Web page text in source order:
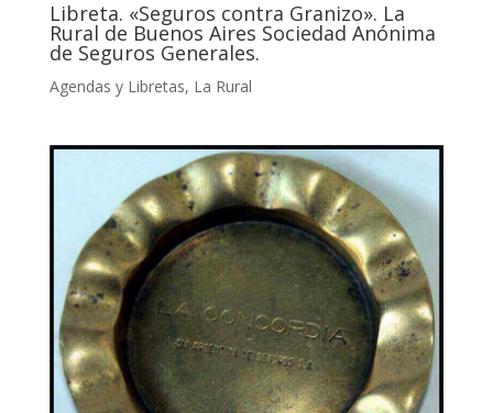
Libreta. «Seguros contra Granizo». La
Rural de Buenos Aires Sociedad Anónima
de Seguros Generales.
Agendas y Libretas, La Rural